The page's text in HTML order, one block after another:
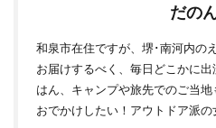
だのん
和泉市在住ですが、堺･南河内の
お届けするべく、毎日どこかに
はん、キャンプや旅先でのご当
おでかけしたい！アウトドア派